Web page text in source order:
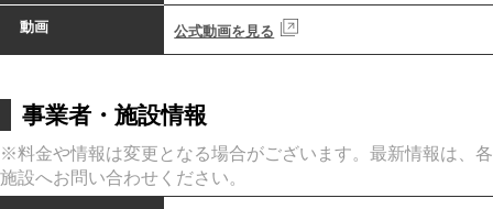
動画 公式動画を見る
事業者・施設情報
※料金や情報は変更となる場合がございます。最新情報は、各
施設へお問い合わせください。